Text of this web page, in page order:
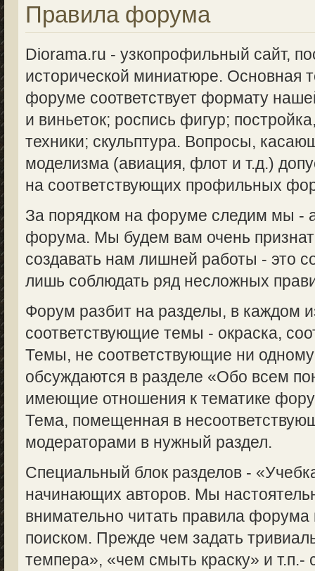
Правила форума
Diorama.ru - узкопрофильный сайт,
исторической миниатюре. Основная
форуме соответствует формату
и виньеток; роспись фигур;
техники; скульптура. Вопросы,
моделизма (авиация, флот и т.д.)
на соответствующих профильных
За порядком на форуме следим мы -
форума. Мы будем вам очень
создавать нам лишней работы - это
лишь соблюдать ряд несложных
Форум разбит на разделы, в каждом
соответствующие темы - окраска,
Темы, не соответствующие ни
обсуждаются в разделе «Обо всем
имеющие отношения к тематике
Тема, помещенная в
модераторами в нужный раздел.
Специальный блок разделов -
начинающих авторов. Мы
внимательно читать правила форума
поиском. Прежде чем задать
темпера», «чем смыть краску» и т.п.-